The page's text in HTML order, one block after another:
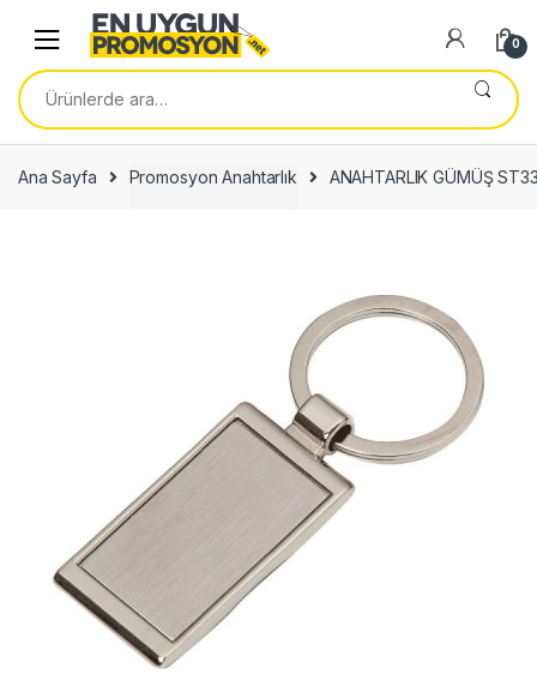
navigation
content
0
Ara:
Ana Sayfa Promosyon Anahtarlık ANAHTARLIK GÜMÜŞ